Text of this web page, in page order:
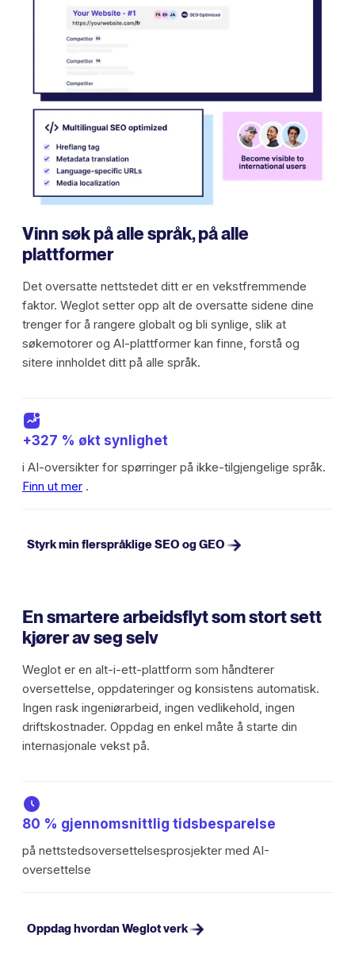
Vinn søk på alle språk, på alle
plattformer
Det oversatte nettstedet ditt er en vekstfremmende
faktor. Weglot setter opp alt de oversatte sidene dine
trenger for å rangere globalt og bli synlige, slik at
søkemotorer og AI-plattformer kan finne, forstå og
sitere innholdet ditt på alle språk.
+327 % økt synlighet
i AI-oversikter for spørringer på ikke-tilgjengelige språk.
Finn ut mer .
Styrk min flerspråklige SEO og GEO
En smartere arbeidsflyt som stort sett
kjører av seg selv
Weglot er en alt-i-ett-plattform som håndterer
oversettelse, oppdateringer og konsistens automatisk.
Ingen rask ingeniørarbeid, ingen vedlikehold, ingen
driftskostnader. Oppdag en enkel måte å starte din
internasjonale vekst på.
80 % gjennomsnittlig tidsbesparelse
på nettstedsoversettelsesprosjekter med AI-
oversettelse
Oppdag hvordan Weglot verk